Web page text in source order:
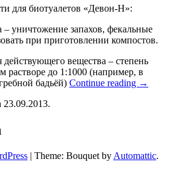
для биотуалетов «Девон-Н»:
– уничтожение запахов, фекальные
при приготовлении компостов.
вещества – степень
растворе до 1:1000 (например, в
бадьёй) Continue reading →
23.09.2013.
| Theme: Bouquet by Automattic.